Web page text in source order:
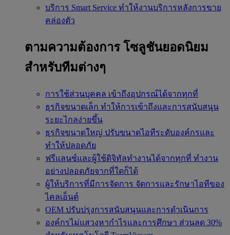
บริการ Smart Service ทำให้งานบริการหลังการขาย
คล่องตัว
ตามความต้องการ โซลูชันยอดนิยม
สำหรับทีมต่างๆ
การใช้ส่วนบุคคล เข้าถึงอุปกรณ์ได้จากทุกที่
ธุรกิจขนาดเล็ก ทำให้การเข้าถึงและการสนับสนุน
ระยะไกลง่ายขึ้น
ธุรกิจขนาดใหญ่ ปรับขนาดไอทีระดับองค์กรและ
ทำให้ปลอดภัย
ฟรีแลนซ์และผู้ใช้ดิจิทัลทำงานได้จากทุกที่ ทำงาน
อย่างปลอดภัยจากที่ใดก็ได้
ผู้ให้บริการที่มีการจัดการ จัดการและรักษาไอทีของ
ไคลเอ็นต์
OEM ปรับปรุงการสนับสนุนและการดำเนินการ
องค์กรไม่แสวงหากำไรและการศึกษา ส่วนลด 30%